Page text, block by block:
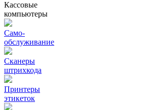
Кассовые
компьютеры
Само-
обслуживание
Сканеры
штрихкода
Принтеры
этикеток